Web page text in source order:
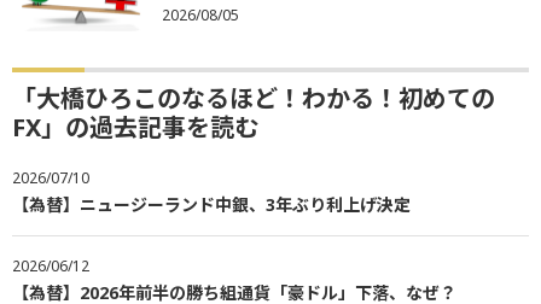
2026/08/05
「大橋ひろこのなるほど！わかる！初めての
FX」の過去記事を読む
2026/07/10
【為替】ニュージーランド中銀、3年ぶり利上げ決定
2026/06/12
【為替】2026年前半の勝ち組通貨「豪ドル」下落、なぜ？